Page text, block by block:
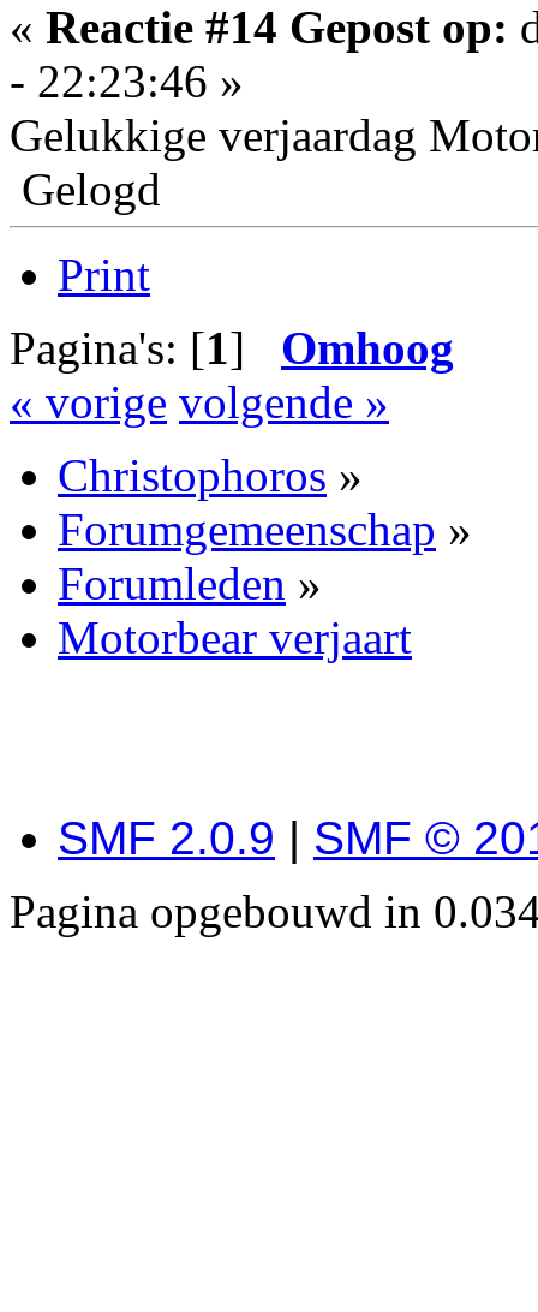
« Reactie #14 Gepost op:
- 22:23:46 »
Gelukkige verjaardag
Gelogd
Print
Pagina's: [1] Omhoog
« vorige volgende »
Christophoros »
Forumgemeenschap »
Forumleden »
Motorbear verjaart
SMF 2.0.9 | SMF ©
Pagina opgebouwd in